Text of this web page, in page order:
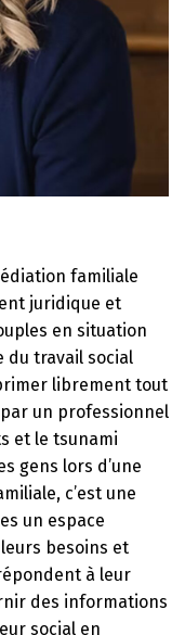
familiale
juridique et
en situation
du travail social
librement tout
un professionnel
et le tsunami
gens lors d’une
c’est une
un espace
besoins et
à leur
des informations
social en